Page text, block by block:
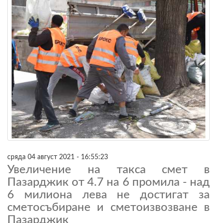
сряда 04 август 2021 - 16:55:23
Увеличение на такса смет в
Пазарджик от 4.7 на 6 промила - над
6 милиона лева не достигат за
сметосъбиране и сметоизвозване в
Пазарджик